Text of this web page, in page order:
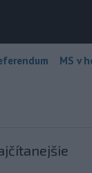
MS v